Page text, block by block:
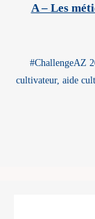
A – Les
#ChallengeAZ
cultivateur, aide